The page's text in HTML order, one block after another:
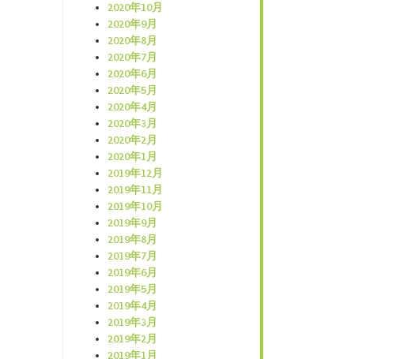
2020年10月
2020年9月
2020年8月
2020年7月
2020年6月
2020年5月
2020年4月
2020年3月
2020年2月
2020年1月
2019年12月
2019年11月
2019年10月
2019年9月
2019年8月
2019年7月
2019年6月
2019年5月
2019年4月
2019年3月
2019年2月
2019年1月